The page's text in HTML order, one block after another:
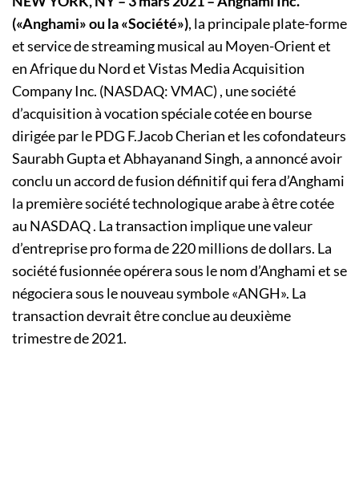
(«Anghami» ou la «Société»), la principale plate-forme
et service de streaming musical au Moyen-Orient et
en Afrique du Nord et Vistas Media Acquisition
Company Inc. (NASDAQ: VMAC) , une société
d’acquisition à vocation spéciale cotée en bourse
dirigée par le PDG F.Jacob Cherian et les cofondateurs
Saurabh Gupta et Abhayanand Singh, a annoncé avoir
conclu un accord de fusion définitif qui fera d’Anghami
la première société technologique arabe à être cotée
au NASDAQ . La transaction implique une valeur
d’entreprise pro forma de 220 millions de dollars. La
société fusionnée opérera sous le nom d’Anghami et se
négociera sous le nouveau symbole «ANGH». La
transaction devrait être conclue au deuxième
trimestre de 2021.